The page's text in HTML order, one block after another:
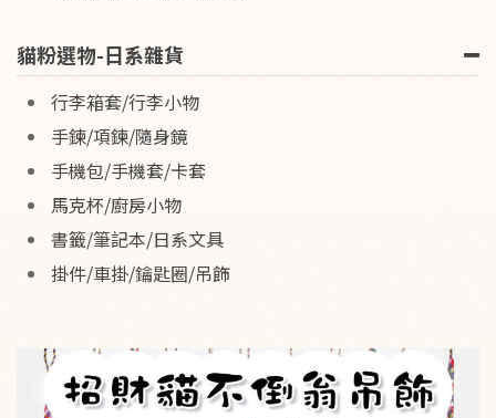
貓粉選物-日系雜貨
行李箱套/行李小物
手鍊/項鍊/隨身鏡
手機包/手機套/卡套
馬克杯/廚房小物
書籤/筆記本/日系文具
掛件/車掛/鑰匙圈/吊飾